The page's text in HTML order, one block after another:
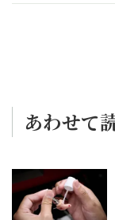
あわせて